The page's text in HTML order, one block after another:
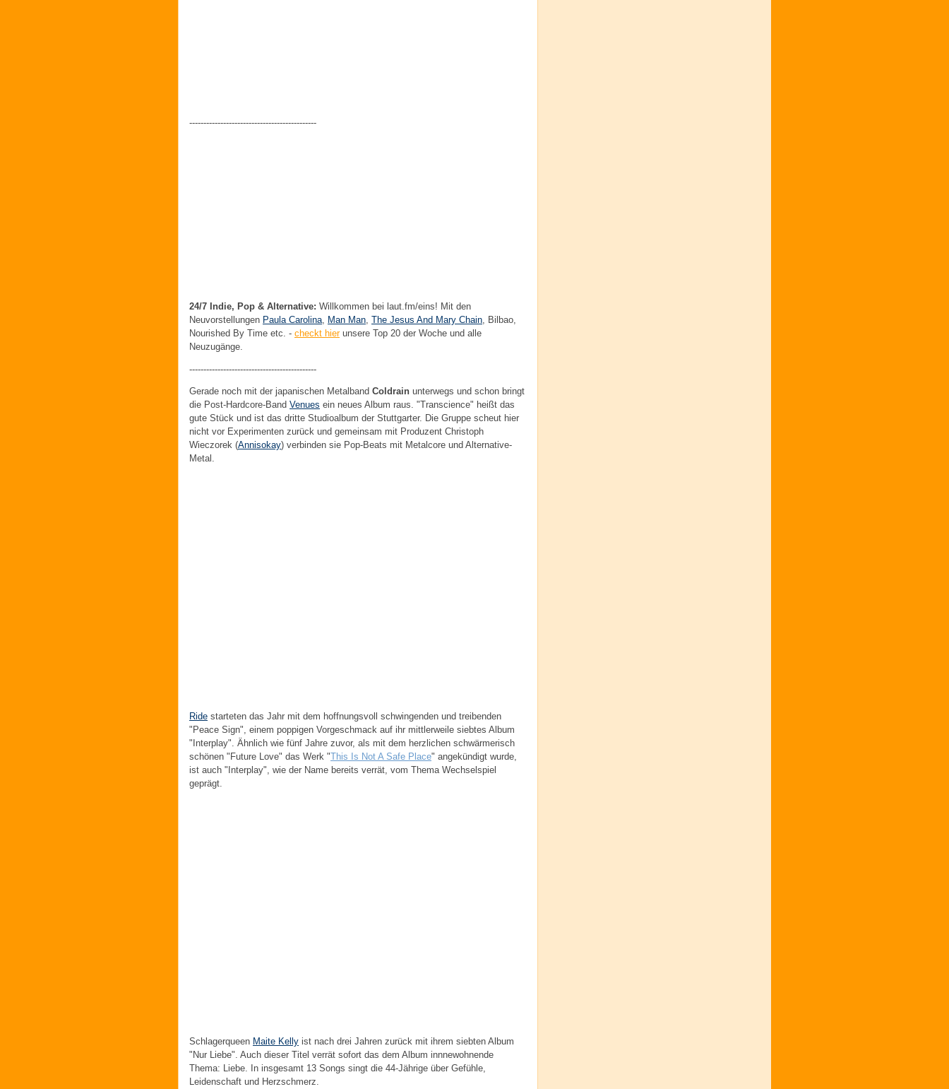
---------------------------------------------
24/7 Indie, Pop & Alternative: Willkommen bei laut.fm/eins! Mit den
Neuvorstellungen Paula Carolina Man Man The Jesus And Mary Chain , Bilbao,
Nourished By Time etc. - checkt hierunsere Top 20 der Woche und alle
Neuzugänge.
---------------------------------------------
Gerade noch mit der japanischen Metalband Coldrain unterwegs und schon bringt
die Post-Hardcore-Band Venues ein neues Album raus. "Transcience" heißt das
gute Stück und ist das dritte Studioalbum der Stuttgarter. Die Gruppe scheut hier
nicht vor Experimenten zurück und gemeinsam mit Produzent Christoph
Wieczorek (Annisokay) verbinden sie Pop-Beats mit Metalcore und Alternative-
Metal.
Ride starteten das Jahr mit dem hoffnungsvoll schwingenden und treibenden
"Peace Sign", einem poppigen Vorgeschmack auf ihr mittlerweile siebtes Album
"Interplay". Ähnlich wie fünf Jahre zuvor, als mit dem herzlichen schwärmerisch
schönen "Future Love" das Werk "This Is Not A Safe Place" angekündigt wurde,
ist auch "Interplay", wie der Name bereits verrät, vom Thema Wechselspiel
geprägt.
Schlagerqueen Maite Kelly ist nach drei Jahren zurück mit ihrem siebten Album
"Nur Liebe". Auch dieser Titel verrät sofort das dem Album innnewohnende
Thema: Liebe. In insgesamt 13 Songs singt die 44-Jährige über Gefühle,
Leidenschaft und Herzschmerz.